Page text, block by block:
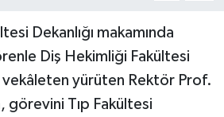
Dekanlığı makamında
Diş Hekimliği Fakültesi
vekâleten yürüten Rektör Prof.
görevini Tıp Fakültesi